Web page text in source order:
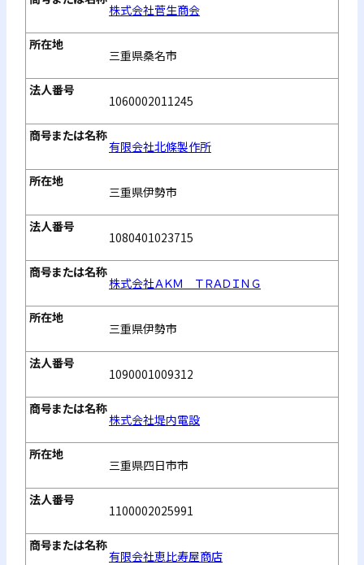
株式会社菅生商会
三重県桑名市
1060002011245
有限会社北條製作所
三重県伊勢市
1080401023715
株式会社ＡＫＭ ＴＲＡＤＩＮＧ
三重県伊勢市
1090001009312
株式会社堤内電設
三重県四日市市
1100002025991
有限会社恵比寿屋商店